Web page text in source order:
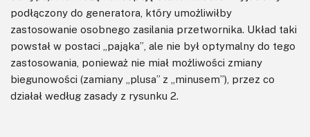
podłączony do generatora, który umożliwiłby
zastosowanie osobnego zasilania przetwornika. Układ taki
powstał w postaci „pająka”, ale nie był optymalny do tego
zastosowania, ponieważ nie miał możliwości zmiany
biegunowości (zamiany „plusa” z „minusem”), przez co
działał według zasady z rysunku 2.